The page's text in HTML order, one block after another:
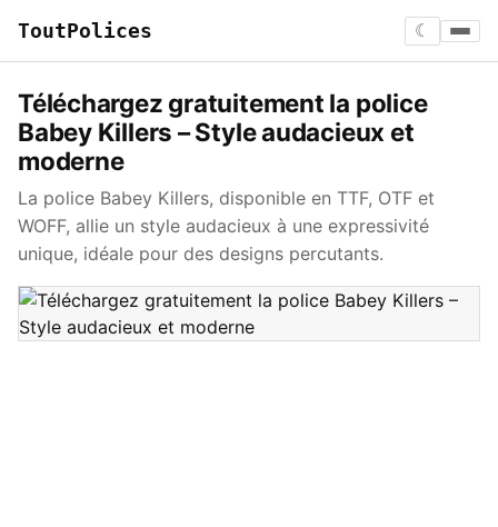
ToutPolices ☾
Téléchargez gratuitement la police
Babey Killers – Style audacieux et
moderne
La police Babey Killers, disponible en TTF, OTF et
WOFF, allie un style audacieux à une expressivité
unique, idéale pour des designs percutants.